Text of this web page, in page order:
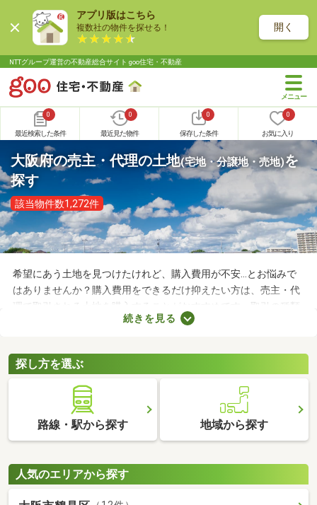
アプリ版はこちら
複数社の物件を探せる！ 開く
NTTグループ運営の不動産総合サイト goo住宅・不動産
0
最近検索した条件
0
最近見た物件
0
保存した条件
0
お気に入り
大阪府の売主・代理の土地(宅地・分譲地・売地)を
探す
該当物件数1,272件
希望にあう土地を見つけたけれど、購入費用が不安…とお悩みで
はありませんか？購入費用をできるだけ抑えたい方は、売主・代
理で取引される土地を購入することがおすすめです。取引の種類
が売主、または代理の場合、仲介手数料がかからない大きなメリ
される土地から理想の場所を探しましょう。
続きを見る
探し方を選ぶ
路線・駅から探す 地域から探す
人気のエリアから探す